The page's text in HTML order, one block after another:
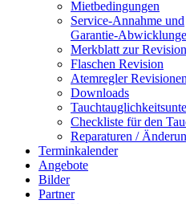
Mietbedingungen
Service-Annahme und
Garantie-
Merkblatt zur Revision
Flaschen Revision
Atemregler Revisionen
Downloads
Checkliste für den
Reparaturen /
Terminkalender
Angebote
Bilder
Partner